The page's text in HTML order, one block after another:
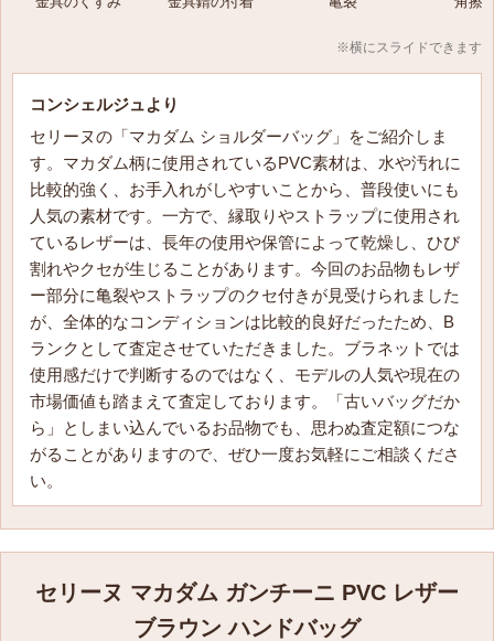
4M2184AI2.38NO
〜204,000円
CELINE セリーヌ マッチボックス スチール シルバー
4M1376DP9.36AG
〜52,000円
CELINE セリーヌ ミディアム ノートブック ペーパー
ホワイト
4M2586AI6.01BC
〜4,000円
CELINE セリーヌ ラージ ノートブック ペーパー ホワ
イト
〜4,000円
CELINE セリーヌ キャンドルホルダー スチール シルバ
※横にスライドできます
コンシェルジュより
セリーヌの「マカダム ショルダーバッグ」をご紹介しま
す。マカダム柄に使用されているPVC素材は、水や汚れに
比較的強く、お手入れがしやすいことから、普段使いにも
人気の素材です。一方で、縁取りやストラップに使用され
ているレザーは、長年の使用や保管によって乾燥し、ひび
割れやクセが生じることがあります。今回のお品物もレザ
ー部分に亀裂やストラップのクセ付きが見受けられました
が、全体的なコンディションは比較的良好だったため、B
ランクとして査定させていただきました。ブラネットでは
使用感だけで判断するのではなく、モデルの人気や現在の
市場価値も踏まえて査定しております。「古いバッグだか
ら」としまい込んでいるお品物でも、思わぬ査定額につな
がることがありますので、ぜひ一度お気軽にご相談くださ
い。
セリーヌ マカダム ガンチーニ PVC レザー
ブラウン ハンドバッグ